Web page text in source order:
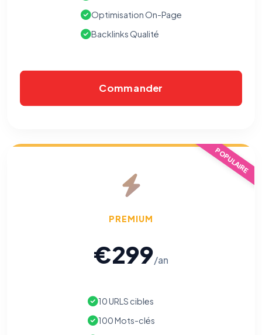
Optimisation On-Page
Backlinks Qualité
Commander
POPULAIRE
PREMIUM
€299/an
10 URLS cibles
100 Mots-clés